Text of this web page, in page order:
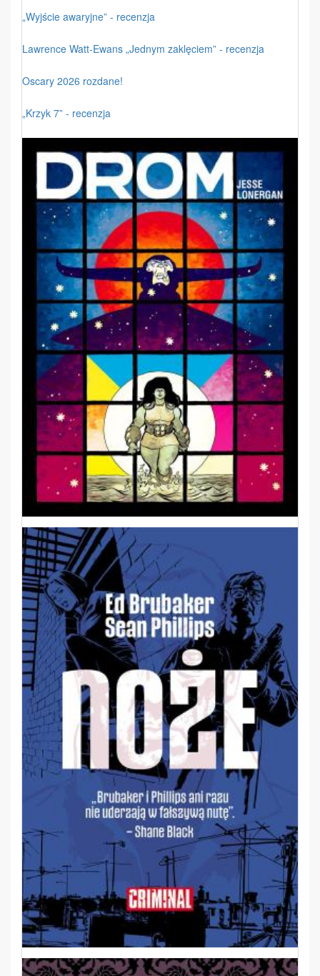
„Wyjście awaryjne” - recenzja
Lawrence Watt-Ewans „Jednym zaklęciem” - recenzja
Oscary 2026 rozdane!
„Krzyk 7” - recenzja